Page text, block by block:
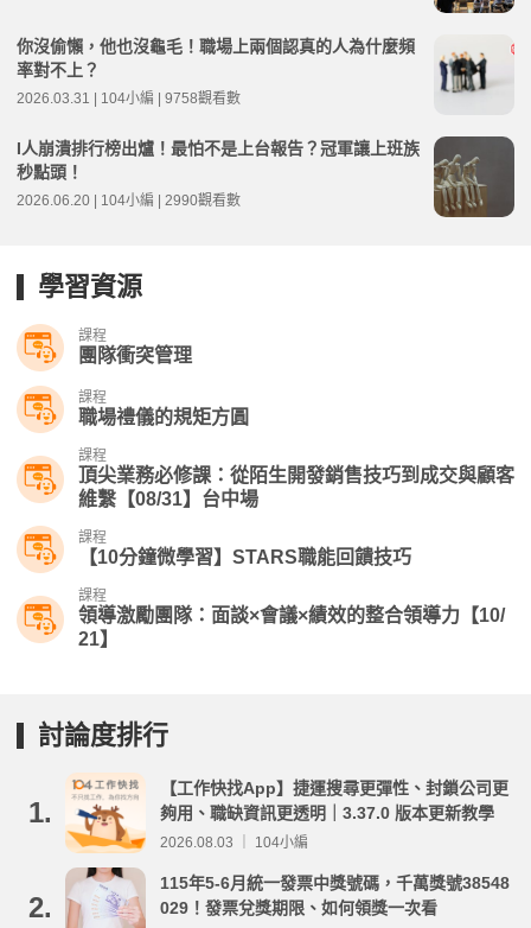
你沒偷懶，他也沒龜毛！職場上兩個認真的人為什麼頻
率對不上？
2026.03.31 | 104小編 | 9758觀看數
I人崩潰排行榜出爐！最怕不是上台報告？冠軍讓上班族
秒點頭！
2026.06.20 | 104小編 | 2990觀看數
學習資源
課程
團隊衝突管理
課程
職場禮儀的規矩方圓
課程
頂尖業務必修課：從陌生開發銷售技巧到成交與顧客
維繫【08/31】台中場
課程
【10分鐘微學習】STARS職能回饋技巧
課程
領導激勵團隊：面談×會議×績效的整合領導力【10/
21】
討論度排行
1.
【工作快找App】捷運搜尋更彈性、封鎖公司更
夠用、職缺資訊更透明｜3.37.0 版本更新教學
2026.08.03 ｜ 104小編
2.
115年5-6月統一發票中獎號碼，千萬獎號38548
029！發票兌獎期限、如何領獎一次看